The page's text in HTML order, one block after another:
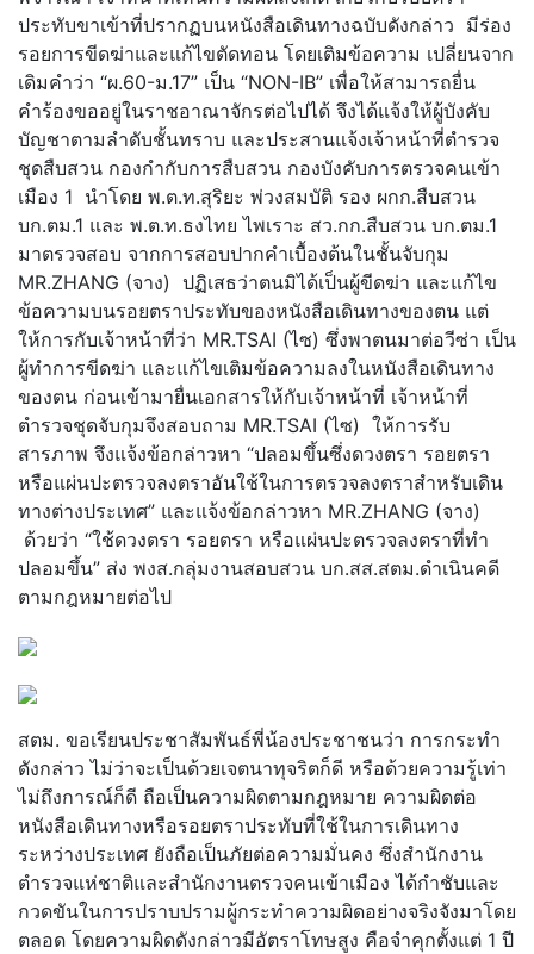
ประทับขาเข้าที่ปรากฏบนหนังสือเดินทางฉบับดังกล่าว มีร่อง
รอยการขีดฆ่าและแก้ไขตัดทอน โดยเติมข้อความ เปลี่ยนจาก
เดิมคำว่า “ผ.60-ม.17” เป็น “NON-IB” เพื่อให้สามารถยื่น
คำร้องขออยู่ในราชอาณาจักรต่อไปได้ จึงได้แจ้งให้ผู้บังคับ
บัญชาตามลำดับชั้นทราบ และประสานแจ้งเจ้าหน้าที่ตำรวจ
ชุดสืบสวน กองกำกับการสืบสวน กองบังคับการตรวจคนเข้า
เมือง 1 นำโดย พ.ต.ท.สุริยะ พ่วงสมบัติ รอง ผกก.สืบสวน
บก.ตม.1 และ พ.ต.ท.ธงไทย ไพเราะ สว.กก.สืบสวน บก.ตม.1
มาตรวจสอบ จากการสอบปากคำเบื้องต้นในชั้นจับกุม
MR.ZHANG (จาง) ปฏิเสธว่าตนมิได้เป็นผู้ขีดฆ่า และแก้ไข
ข้อความบนรอยตราประทับของหนังสือเดินทางของตน แต่
ให้การกับเจ้าหน้าที่ว่า MR.TSAI (ไซ) ซึ่งพาตนมาต่อวีซ่า เป็น
ผู้ทำการขีดฆ่า และแก้ไขเติมข้อความลงในหนังสือเดินทาง
ของตน ก่อนเข้ามายื่นเอกสารให้กับเจ้าหน้าที่ เจ้าหน้าที่
ตำรวจชุดจับกุมจึงสอบถาม MR.TSAI (ไซ) ให้การรับ
สารภาพ จึงแจ้งข้อกล่าวหา “ปลอมขึ้นซึ่งดวงตรา รอยตรา
หรือแผ่นปะตรวจลงตราอันใช้ในการตรวจลงตราสำหรับเดิน
ทางต่างประเทศ” และแจ้งข้อกล่าวหา MR.ZHANG (จาง)
ด้วยว่า “ใช้ดวงตรา รอยตรา หรือแผ่นปะตรวจลงตราที่ทำ
ปลอมขึ้น” ส่ง พงส.กลุ่มงานสอบสวน บก.สส.สตม.ดำเนินคดี
ตามกฎหมายต่อไป
สตม. ขอเรียนประชาสัมพันธ์พี่น้องประชาชนว่า การกระทำ
ดังกล่าว ไม่ว่าจะเป็นด้วยเจตนาทุจริตก็ดี หรือด้วยความรู้เท่า
ไม่ถึงการณ์ก็ดี ถือเป็นความผิดตามกฎหมาย ความผิดต่อ
หนังสือเดินทางหรือรอยตราประทับที่ใช้ในการเดินทาง
ระหว่างประเทศ ยังถือเป็นภัยต่อความมั่นคง ซึ่งสำนักงาน
ตำรวจแห่ชาติและสำนักงานตรวจคนเข้าเมือง ได้กำชับและ
กวดขันในการปราบปรามผู้กระทำความผิดอย่างจริงจังมาโดย
ตลอด โดยความผิดดังกล่าวมีอัตราโทษสูง คือจำคุกตั้งแต่ 1 ปี